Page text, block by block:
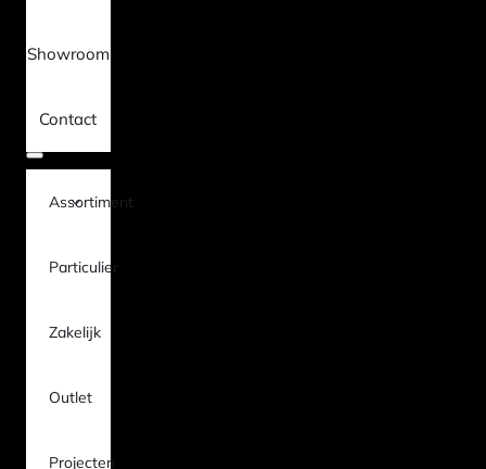
Showroom
Contact
Assortiment
Particulier
Zakelijk
Outlet
Projecten